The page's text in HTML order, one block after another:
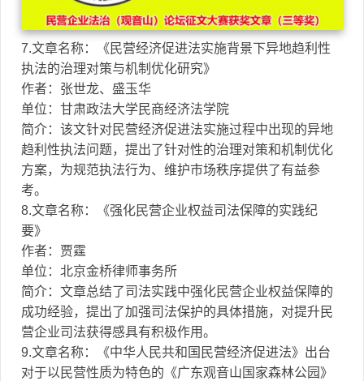
7.文章名称：《民营经济促进法实施背景下异地趋利性
执法的治理对策与机制优化研究》
作者：张世龙、盛玉华
单位：甘肃政法大学民商经济法学院
简介：该文针对民营经济促进法实施过程中出现的异地
趋利性执法问题，提出了针对性的治理对策和机制优化
方案，为规范执法行为、维护市场秩序提供了有益参
考。
8.文章名称：《强化民营企业权益司法保障的实践纪
要》
作者：贾霆
单位：北京金桥律师事务所
简介：文章总结了司法实践中强化民营企业权益保障的
成功经验，提出了加强司法保护的具体措施，对提升民
营企业司法获得感具有积极作用。
9.文章名称：《中华人民共和国民营经济促进法》出台
对于以民营性质为特色的《广东观音山国家森林公园》